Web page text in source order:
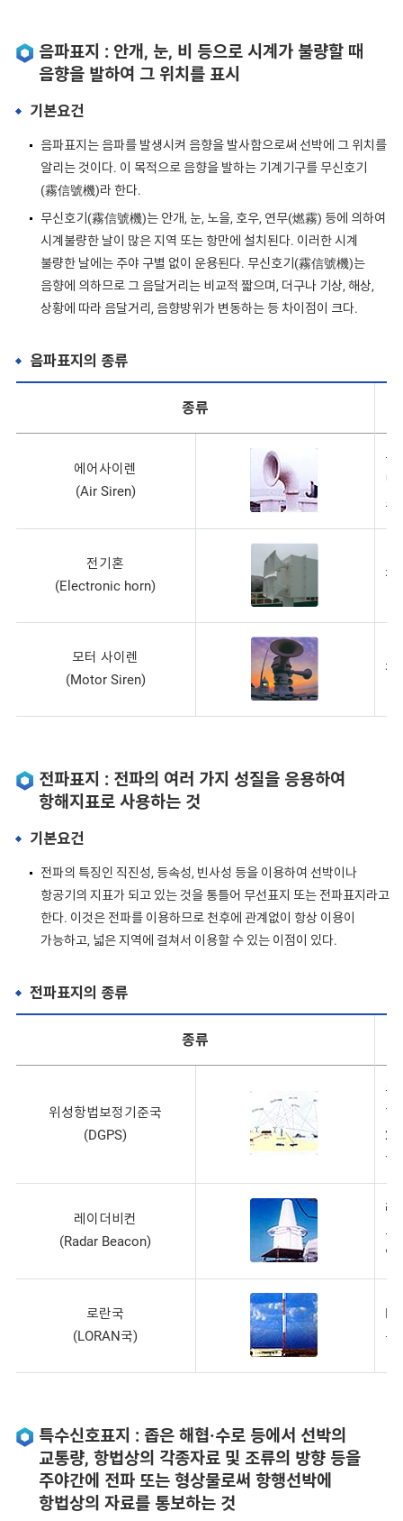
음파표지 : 안개, 눈, 비 등으로 시계가 불량할 때
음향을 발하여 그 위치를 표시
기본요건
음파표지는 음파를 발생시켜 음향을 발사함으로써 선박에 그 위치를
알리는 것이다. 이 목적으로 음향을 발하는 기계기구를 무신호기
(霧信號機)라 한다.
무신호기(霧信號機)는 안개, 눈, 노을, 호우, 연무(燃霧) 등에 의하여
시계불량한 날이 많은 지역 또는 항만에 설치된다. 이러한 시계
불량한 날에는 주야 구별 없이 운용된다. 무신호기(霧信號機)는
음향에 의하므로 그 음달거리는 비교적 짧으며, 더구나 기상, 해상,
상황에 따라 음달거리, 음향방위가 변동하는 등 차이점이 크다.
음파표지의 종류
종류
에어사이렌
(Air Siren)
공
병
소
전기혼
(Electronic horn)
전
모터 사이렌
(Motor Siren)
전
전파표지 : 전파의 여러 가지 성질을 응용하여
항해지표로 사용하는 것
기본요건
전파의 특징인 직진성, 등속성, 빈사성 등을 이용하여 선박이나
항공기의 지표가 되고 있는 것을 통틀어 무선표지 또는 전파표지라고
한다. 이것은 전파를 이용하므로 천후에 관계없이 항상 이용이
가능하고, 넓은 지역에 걸쳐서 이용할 수 있는 이점이 있다.
전파표지의 종류
종류
위성항법보정기준국
(DGPS)
위
1
설
레이더비컨
(Radar Beacon)
레
르
안
로란국
(LORAN국)
는
특수신호표지 : 좁은 해협·수로 등에서 선박의
교통량, 항법상의 각종자료 및 조류의 방향 등을
주야간에 전파 또는 형상물로써 항행선박에
항법상의 자료를 통보하는 것